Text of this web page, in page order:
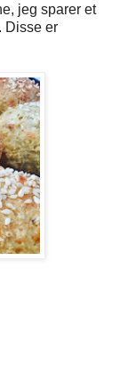
jeg sparer et
Disse er